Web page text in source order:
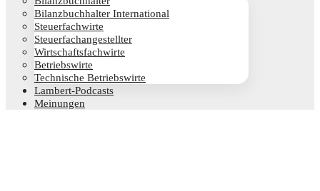
Bilanz­buch­hal­ter International
Steu­er­fach­wir­te
Steu­er­fach­an­ge­stell­ter
Wirt­schafts­fach­wir­te
Betriebs­wir­te
Tech­ni­sche Betriebswirte
Lam­­bert-Pod­­casts
Mei­nun­gen